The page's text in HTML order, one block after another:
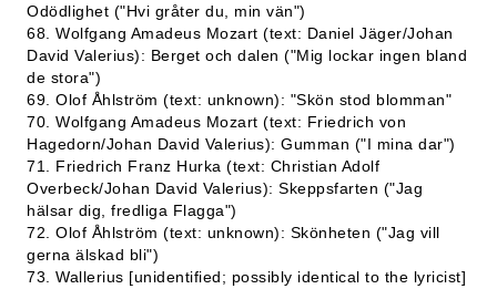
Odödlighet ("Hvi gråter du, min vän")
68. Wolfgang Amadeus Mozart (text: Daniel Jäger/Johan
David Valerius): Berget och dalen ("Mig lockar ingen bland
de stora")
69. Olof Åhlström (text: unknown): "Skön stod blomman"
70. Wolfgang Amadeus Mozart (text: Friedrich von
Hagedorn/Johan David Valerius): Gumman ("I mina dar")
71. Friedrich Franz Hurka (text: Christian Adolf
Overbeck/Johan David Valerius): Skeppsfarten ("Jag
hälsar dig, fredliga Flagga")
72. Olof Åhlström (text: unknown): Skönheten ("Jag vill
gerna älskad bli")
73. Wallerius [unidentified; possibly identical to the lyricist]